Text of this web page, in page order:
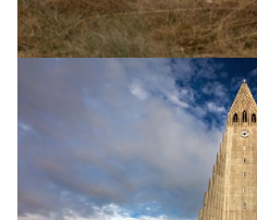
til Íslands